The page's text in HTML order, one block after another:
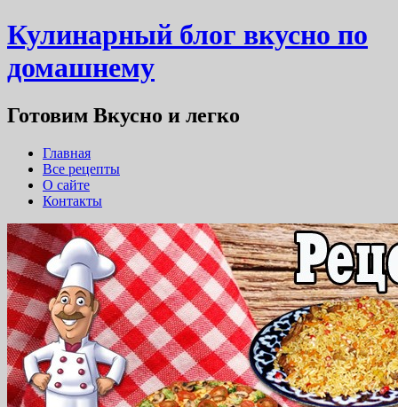
Кулинарный блог вкусно по
домашнему
Готовим Вкусно и легко
Главная
Все рецепты
О сайте
Контакты